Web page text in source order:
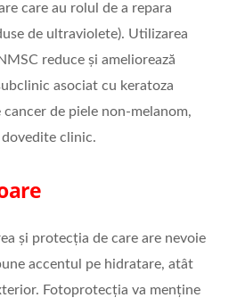
care au rolul de a repara
de ultraviolete). Utilizarea
reduce și ameliorează
asociat cu keratoza
de piele non-melanom,
clinic.
și protecția de care are nevoie
accentul pe hidratare, atât
Fotoprotecția va menține